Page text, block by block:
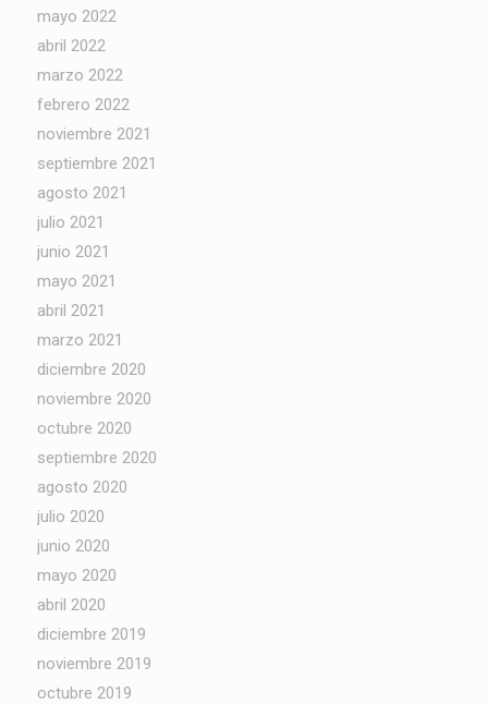
mayo 2022
abril 2022
marzo 2022
febrero 2022
noviembre 2021
septiembre 2021
agosto 2021
julio 2021
junio 2021
mayo 2021
abril 2021
marzo 2021
diciembre 2020
noviembre 2020
octubre 2020
septiembre 2020
agosto 2020
julio 2020
junio 2020
mayo 2020
abril 2020
diciembre 2019
noviembre 2019
octubre 2019